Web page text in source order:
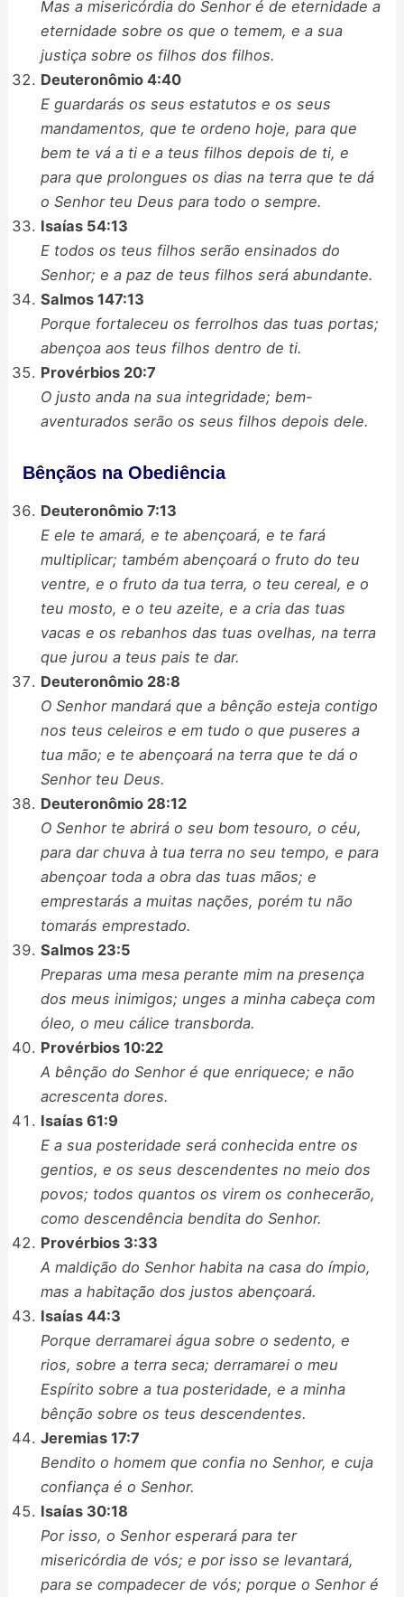
Mas a misericórdia do Senhor é de eternidade a
eternidade sobre os que o temem, e a sua
justiça sobre os filhos dos filhos.
Deuteronômio 4:40
E guardarás os seus estatutos e os seus
mandamentos, que te ordeno hoje, para que
bem te vá a ti e a teus filhos depois de ti, e
para que prolongues os dias na terra que te dá
o Senhor teu Deus para todo o sempre.
Isaías 54:13
E todos os teus filhos serão ensinados do
Senhor; e a paz de teus filhos será abundante.
Salmos 147:13
Porque fortaleceu os ferrolhos das tuas portas;
abençoa aos teus filhos dentro de ti.
Provérbios 20:7
O justo anda na sua integridade; bem-
aventurados serão os seus filhos depois dele.
Bênçãos na Obediência
Deuteronômio 7:13
E ele te amará, e te abençoará, e te fará
multiplicar; também abençoará o fruto do teu
ventre, e o fruto da tua terra, o teu cereal, e o
teu mosto, e o teu azeite, e a cria das tuas
vacas e os rebanhos das tuas ovelhas, na terra
que jurou a teus pais te dar.
Deuteronômio 28:8
O Senhor mandará que a bênção esteja contigo
nos teus celeiros e em tudo o que puseres a
tua mão; e te abençoará na terra que te dá o
Senhor teu Deus.
Deuteronômio 28:12
O Senhor te abrirá o seu bom tesouro, o céu,
para dar chuva à tua terra no seu tempo, e para
abençoar toda a obra das tuas mãos; e
emprestarás a muitas nações, porém tu não
tomarás emprestado.
Salmos 23:5
Preparas uma mesa perante mim na presença
dos meus inimigos; unges a minha cabeça com
óleo, o meu cálice transborda.
Provérbios 10:22
A bênção do Senhor é que enriquece; e não
acrescenta dores.
Isaías 61:9
E a sua posteridade será conhecida entre os
gentios, e os seus descendentes no meio dos
povos; todos quantos os virem os conhecerão,
como descendência bendita do Senhor.
Provérbios 3:33
A maldição do Senhor habita na casa do ímpio,
mas a habitação dos justos abençoará.
Isaías 44:3
Porque derramarei água sobre o sedento, e
rios, sobre a terra seca; derramarei o meu
Espírito sobre a tua posteridade, e a minha
bênção sobre os teus descendentes.
Jeremias 17:7
Bendito o homem que confia no Senhor, e cuja
confiança é o Senhor.
Isaías 30:18
Por isso, o Senhor esperará para ter
misericórdia de vós; e por isso se levantará,
para se compadecer de vós; porque o Senhor é